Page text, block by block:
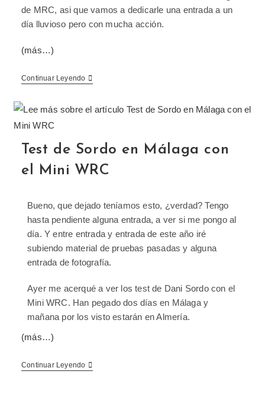
de MRC, asi que vamos a dedicarle una entrada a un
día lluvioso pero con mucha acción.
(más…)
Continuar Leyendo
Test de Sordo en Málaga con
el Mini WRC
Bueno, que dejado teníamos esto, ¿verdad? Tengo
hasta pendiente alguna entrada, a ver si me pongo al
día. Y entre entrada y entrada de este año iré
subiendo material de pruebas pasadas y alguna
entrada de fotografía.
Ayer me acerqué a ver los test de Dani Sordo con el
Mini WRC. Han pegado dos días en Málaga y
mañana por los visto estarán en Almería.
(más…)
Continuar Leyendo